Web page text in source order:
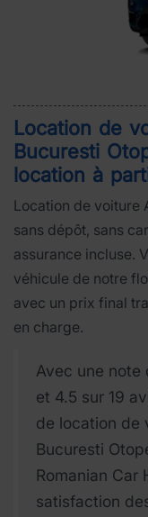
Location de
Bucuresti
location à
Location de voiture
sans dépôt, sans
assurance incluse.
véhicule de notre
avec un prix final
en charge.
Avec une note
et 4.5 sur 19
de location de
Bucuresti
Romanian Car
satisfaction